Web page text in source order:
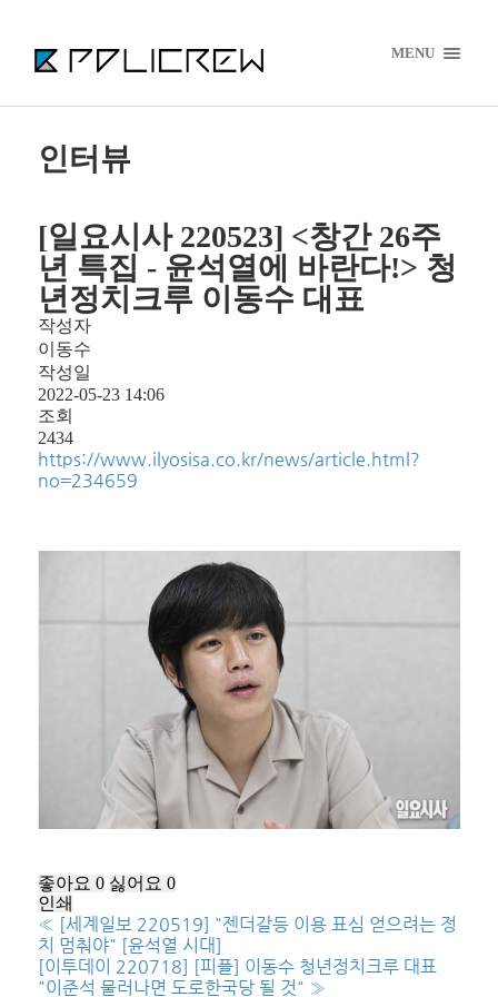
MENU
인터뷰
[일요시사 220523] <창간 26주
년 특집 - 윤석열에 바란다!> 청
년정치크루 이동수 대표
작성자
이동수
작성일
2022-05-23 14:06
조회
2434
https://www.ilyosisa.co.kr/news/article.html?
no=234659
좋아요 0 싫어요 0
인쇄
« [세계일보 220519] "젠더갈등 이용 표심 얻으려는 정
치 멈춰야" [윤석열 시대]
[이투데이 220718] [피플] 이동수 청년정치크루 대표
"이준석 물러나면 도로한국당 될 것" »